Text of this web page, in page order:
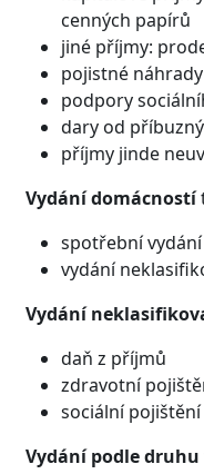
cenných papírů
jiné příjmy:
pojistné
podpory
dary od
příjmy jinde
Vydání domácností
spotřební vydání
vydání
Vydání
daň z příjmů
zdravotní
sociální pojištění
Vydání podle druhu